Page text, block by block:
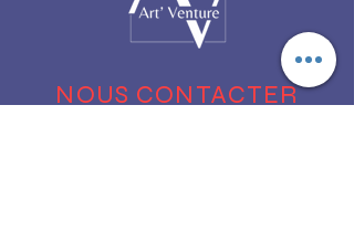
NOUS CONTACTER